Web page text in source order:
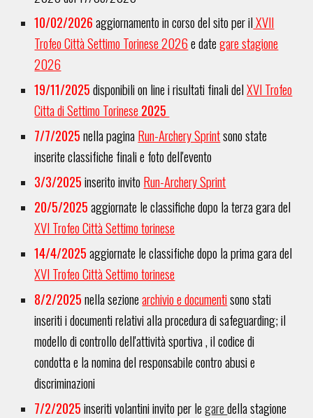
10/02/2026aggiornamento in corso del sitoper ilXVII
Trofeo Città Settimo Torinese 2026e dategare stagione
2026
19/11/2025disponibili on line i risultati finali delXVI Trofeo
Citta di Settimo Torinese 2025
7/7/2025nella pagina Run-Archery Sprintsono state
inserite classifiche finali e foto dell'evento
3/3/2025inserito invito Run-Archery Sprint
20/5/2025aggiornate le classifiche dopo la terza gara del
XVI Trofeo Città Settimo torinese
14/4/2025aggiornate le classifiche dopo la prima gara del
XVI Trofeo Città Settimo torinese
8/2/2025nella sezionearchivio e documentisono stati
inseriti i documenti relativi alla procedura di safeguarding; il
modello di controllo dell'attività sportiva , il codice di
condotta e la nomina del responsabile contro abusi e
discriminazioni
7/2/2025inseriti volantini invito per legaredella stagione